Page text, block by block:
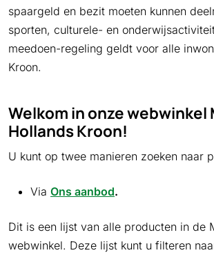
spaargeld en bezit moeten kunnen
sporten, culturele- en
meedoen-regeling geldt voor alle
Kroon.
Welkom in onze webwinkel
Hollands Kroon!
U kunt op twee manieren zoeken naar
Via Ons aanbod.
Dit is een lijst van alle producten in de
webwinkel. Deze lijst kunt u filteren